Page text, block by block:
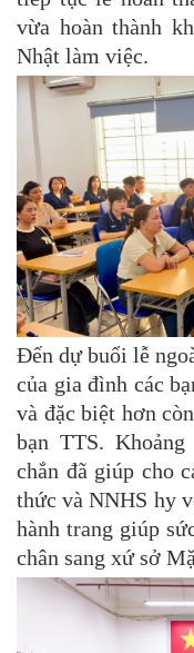
vừa hoàn thành
Nhật làm việc.
Đến dự buổi lễ
của gia đình các
và đặc biệt hơn
bạn TTS.
chắn đã giúp cho
thức và NNHS hy
hành trang giúp
chân sang xứ sở